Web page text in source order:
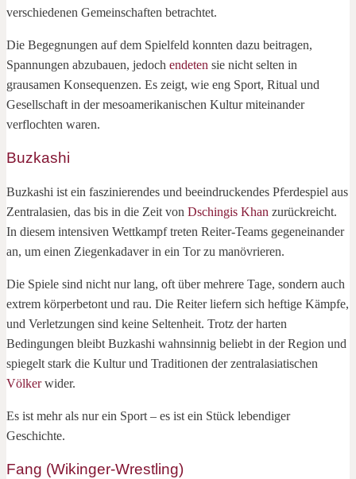
verschiedenen Gemeinschaften betrachtet.
Die Begegnungen auf dem Spielfeld konnten dazu beitragen,
Spannungen abzubauen, jedoch endeten sie nicht selten in
grausamen Konsequenzen. Es zeigt, wie eng Sport, Ritual und
Gesellschaft in der mesoamerikanischen Kultur miteinander
verflochten waren.
Buzkashi
Buzkashi ist ein faszinierendes und beeindruckendes Pferdespiel aus
Zentralasien, das bis in die Zeit von Dschingis Khan zurückreicht.
In diesem intensiven Wettkampf treten Reiter-Teams gegeneinander
an, um einen Ziegenkadaver in ein Tor zu manövrieren.
Die Spiele sind nicht nur lang, oft über mehrere Tage, sondern auch
extrem körperbetont und rau. Die Reiter liefern sich heftige Kämpfe,
und Verletzungen sind keine Seltenheit. Trotz der harten
Bedingungen bleibt Buzkashi wahnsinnig beliebt in der Region und
spiegelt stark die Kultur und Traditionen der zentralasiatischen
Völkerwider.
Es ist mehr als nur ein Sport – es ist ein Stück lebendiger
Geschichte.
Fang (Wikinger-Wrestling)